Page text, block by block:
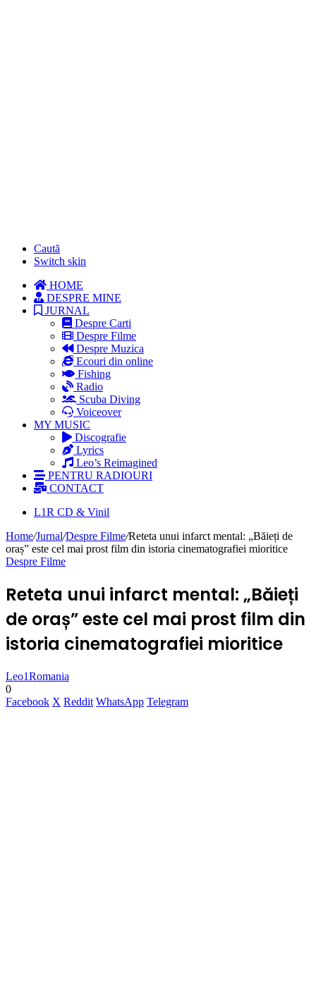
Caută
Switch skin
HOME
DESPRE MINE
JURNAL
Despre Carti
Despre Filme
Despre Muzica
Ecouri din online
Fishing
Radio
Scuba Diving
Voiceover
MY MUSIC
Discografie
Lyrics
Leo’s Reimagined
PENTRU RADIOURI
CONTACT
L1R CD & Vinil
Home/Jurnal/Despre Filme/Reteta unui infarct mental: „Băieți de
oraș” este cel mai prost film din istoria cinematografiei mioritice
Despre Filme
Reteta unui infarct mental: „Băieți
de oraș” este cel mai prost film din
istoria cinematografiei mioritice
Leo1Romania
0
Facebook X Reddit WhatsApp Telegram